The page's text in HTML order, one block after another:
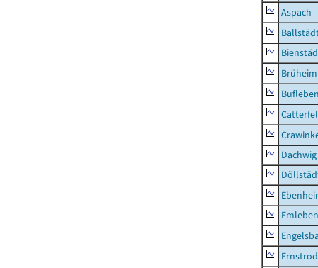
Aspach
Brüheim
Dachwig
Emleben